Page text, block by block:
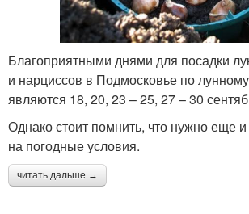
Благоприятными днями для посадки
и нарциссов в Подмосковье по
являются 18, 20, 23 – 25, 27 – 30
Однако стоит помнить, что нужно еще
на погодные условия.
читать дальше →